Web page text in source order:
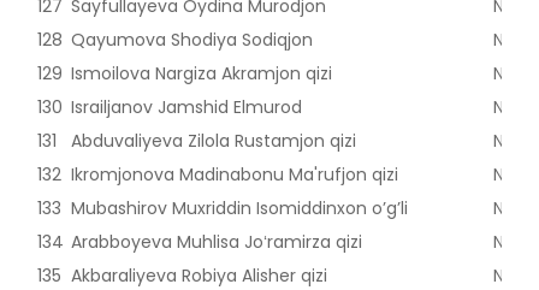
127 Sayfullayeva Oydina Murodjon
128 Qayumova Shodiya Sodiqjon
129 Ismoilova Nargiza Akramjon qizi
130 Israiljanov Jamshid Elmurod
131
Abduvaliyeva Zilola Rustamjon qizi
132 Ikromjonova Madinabonu Ma'rufjon qizi
133 Mubashirov Muxriddin Isomiddinxon o’g’li
134 Arabboyeva Muhlisa Joʻramirza qizi
135 Akbaraliyeva Robiya Alisher qizi